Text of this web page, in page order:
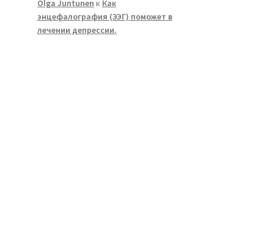
Olga Juntunen к Как
энцефалография (ЭЭГ) поможет в
лечении депрессии.